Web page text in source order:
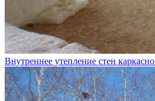
Внутреннее утепление стен